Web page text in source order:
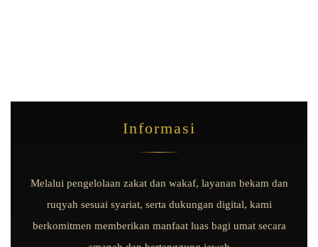
Informasi
Melalui pengelolaan zakat dan wakaf, layanan bekam dan
ruqyah sesuai syariat, serta dukungan digital, kami
berkomitmen memberikan manfaat luas bagi umat secara